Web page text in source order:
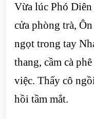
Vừa lúc Phó
cửa phòng trà,
ngọt trong tay
thang, cầm cà
việc. Thấy cô
hồi tầm mắt.